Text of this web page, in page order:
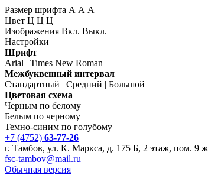
Размер шрифта А А А
Цвет Ц Ц Ц
Изображения Вкл. Выкл.
Настройки
Шрифт
Arial | Times New Roman
Межбуквенный интервал
Стандартный | Средний | Большой
Цветовая схема
Черным по белому
Белым по черному
Темно-синим по голубому
+7 (4752) 63-77-26
г. Тамбов, ул. К. Маркса, д. 175 Б, 2 этаж, пом. 9 ж
fsc-tambov@mail.ru
Обычная версия